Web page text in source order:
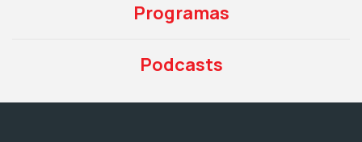
Programas
Podcasts